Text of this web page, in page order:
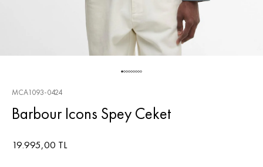
MCA1093-0424
Barbour Icons Spey Ceket
19.995,00 TL